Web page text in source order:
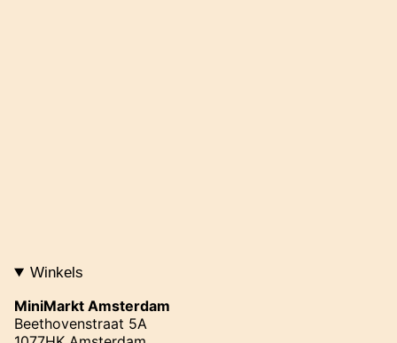
Winkels
MiniMarkt Amsterdam
Beethovenstraat 5A